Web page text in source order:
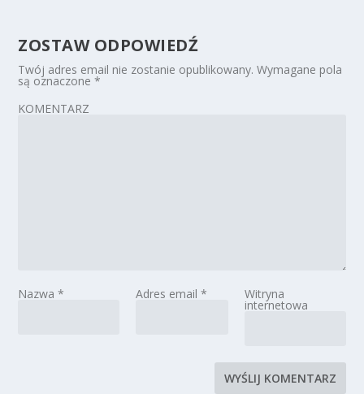
ZOSTAW ODPOWIEDŹ
Twój adres email nie zostanie opublikowany. Wymagane pola
są oznaczone*
KOMENTARZ
Nazwa* Adres email * Witryna
internetowa